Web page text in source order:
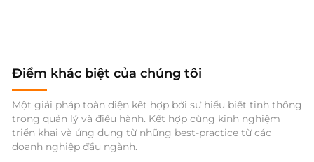
Điểm khác biệt của chúng tôi
Một giải pháp toàn diện kết hợp bởi sự hiểu biết tinh thông
trong quản lý và điều hành. Kết hợp cùng kinh nghiệm
triển khai và ứng dụng từ những best-practice từ các
doanh nghiệp đầu ngành.